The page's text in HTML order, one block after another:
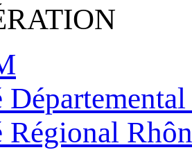
Régional